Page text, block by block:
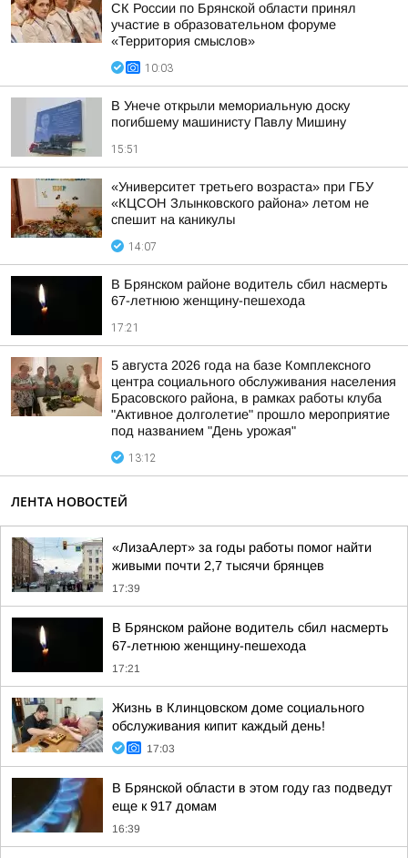
СК России по Брянской области принял
участие в образовательном форуме
«Территория смыслов»
10:03
В Унече открыли мемориальную доску
погибшему машинисту Павлу Мишину
15:51
«Университет третьего возраста» при ГБУ
«КЦСОН Злынковского района» летом не
спешит на каникулы
14:07
В Брянском районе водитель сбил насмерть
67-летнюю женщину-пешехода
17:21
5 августа 2026 года на базе Комплексного
центра социального обслуживания населения
Брасовского района, в рамках работы клуба
"Активное долголетие" прошло мероприятие
под названием "День урожая"
13:12
ЛЕНТА НОВОСТЕЙ
«ЛизаАлерт» за годы работы помог найти
живыми почти 2,7 тысячи брянцев
17:39
В Брянском районе водитель сбил насмерть
67-летнюю женщину-пешехода
17:21
Жизнь в Клинцовском доме социального
обслуживания кипит каждый день!
17:03
В Брянской области в этом году газ подведут
еще к 917 домам
16:39